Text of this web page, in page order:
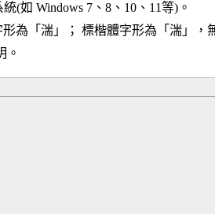
(如 Windows 7、8、10、11等)。
形為「湍 」； 標楷體字形為「湍 」，
。